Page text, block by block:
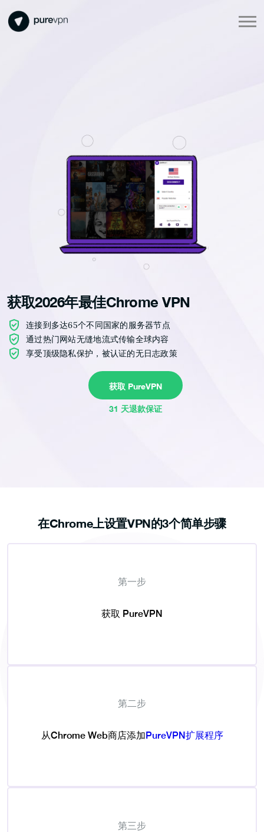
获取2026年最佳Chrome VPN
连接到多达65个不同国家的服务器节点
通过热门网站无缝地流式传输全球内容
享受顶级隐私保护，被认证的无日志政策
获取 PureVPN
31 天退款保证
在Chrome上设置VPN的3个简单步骤
第一步
获取 PureVPN
第二步
从Chrome Web商店添加 PureVPN扩展程序
第三步